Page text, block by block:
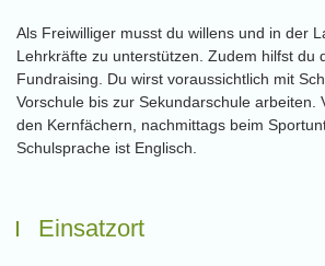
Als Freiwilliger musst du willens und in der
Lehrkräfte zu unterstützen. Zudem hilfst du
Fundraising. Du wirst voraussichtlich mit
Vorschule bis zur Sekundarschule arbeiten.
den Kernfächern, nachmittags beim
Schulsprache ist Englisch.
Einsatzort